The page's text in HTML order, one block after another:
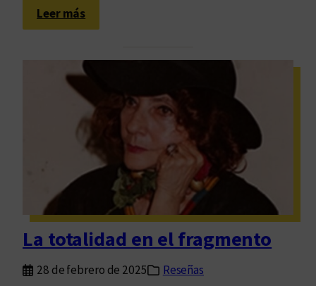
Leer más:
U
o
l
u
c
i
c
o
p
La totalidad en el fragmento
28 de febrero de 2025
Reseñas